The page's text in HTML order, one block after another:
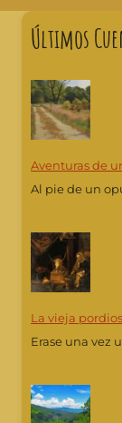
Últimos
Aventuras de
Al pie de un
La vieja
Erase una vez